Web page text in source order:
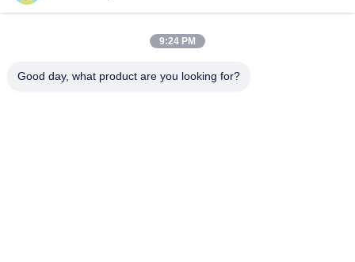
9:24 PM
Good day, what product are you looking for?